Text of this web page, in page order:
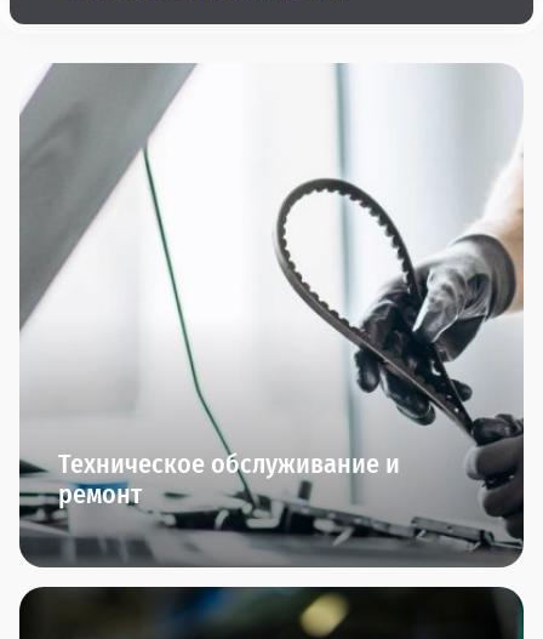
Техническое обслуживание и
ремонт
Мы начинаем заботиться о вашем автомобиле
сразу после того, как вы его приобрели.
В Прагматика мы приглашаем вас на ТО-0 через
полгода после приобретения автомобиля. Далее